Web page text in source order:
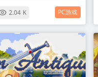
2.04 K PC游戏